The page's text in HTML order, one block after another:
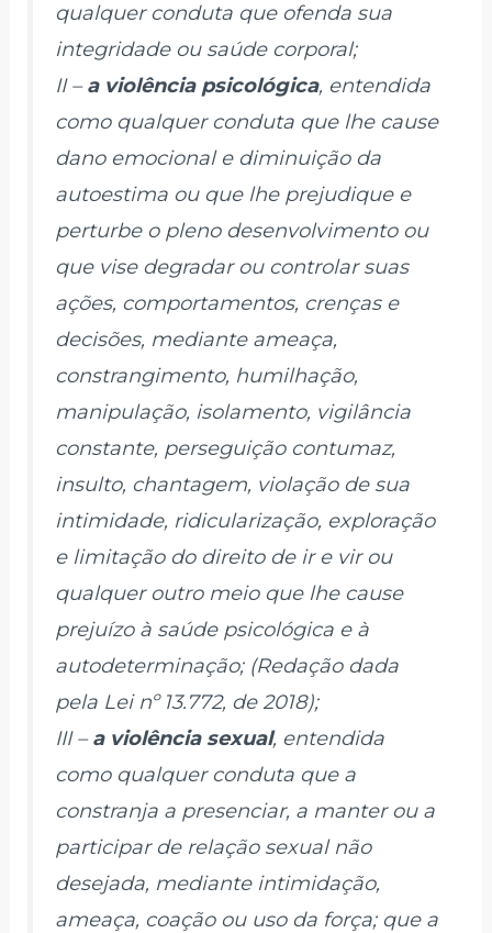
qualquer conduta que ofenda sua
integridade ou saúde corporal;
II – a violência psicológica, entendida
como qualquer conduta que lhe cause
dano emocional e diminuição da
autoestima ou que lhe prejudique e
perturbe o pleno desenvolvimento ou
que vise degradar ou controlar suas
ações, comportamentos, crenças e
decisões, mediante ameaça,
constrangimento, humilhação,
manipulação, isolamento, vigilância
constante, perseguição contumaz,
insulto, chantagem, violação de sua
intimidade, ridicularização, exploração
e limitação do direito de ir e vir ou
qualquer outro meio que lhe cause
prejuízo à saúde psicológica e à
autodeterminação; (Redação dada
pela Lei nº 13.772, de 2018);
III – a violência sexual, entendida
como qualquer conduta que a
constranja a presenciar, a manter ou a
participar de relação sexual não
desejada, mediante intimidação,
ameaça, coação ou uso da força; que a